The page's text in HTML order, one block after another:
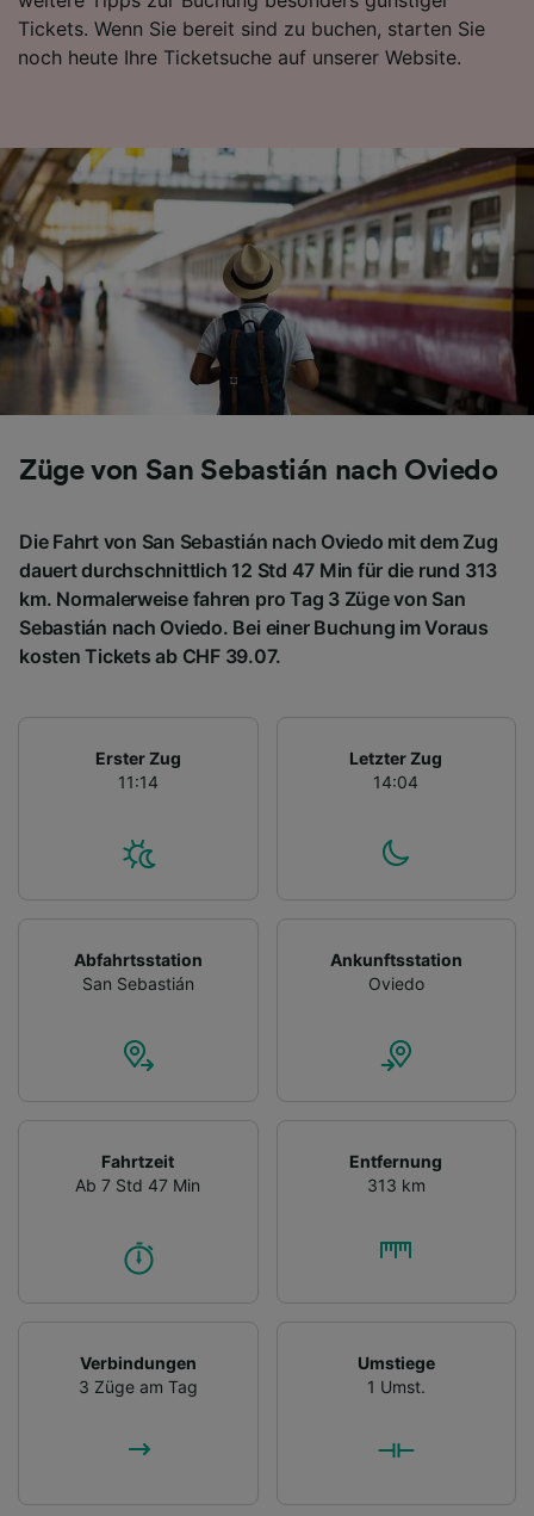
Tickets. Wenn Sie bereit sind zu buchen, starten Sie
noch heute Ihre Ticketsuche auf unserer Website.
Züge von San Sebastián nach Oviedo
Die Fahrt von San Sebastián nach Oviedo mit dem Zug
dauert durchschnittlich 12 Std 47 Min für die rund 313
km. Normalerweise fahren pro Tag 3 Züge von San
Sebastián nach Oviedo. Bei einer Buchung im Voraus
kosten Tickets ab CHF 39.07.
Erster Zug
11:14
Letzter Zug
14:04
Abfahrtsstation
San Sebastián
Ankunftsstation
Oviedo
Fahrtzeit
Ab 7 Std 47 Min
Entfernung
313 km
Verbindungen
3 Züge am Tag
Umstiege
1 Umst.